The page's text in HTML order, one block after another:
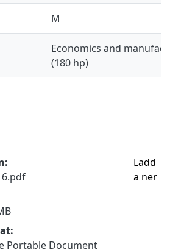
M
Economics and
(180 hp)
Portable Document
Ladd
a ner